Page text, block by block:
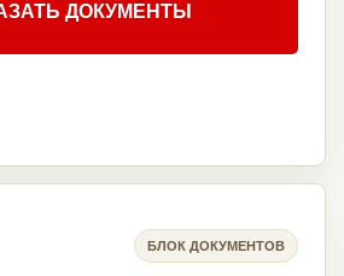
ДОКУМЕНТЫ
БЛОК ДОКУМЕНТОВ